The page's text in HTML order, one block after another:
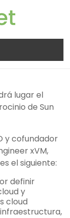
lugar el
de Sun
y cofundador
xVM,
el siguiente:
definir
y
cloud